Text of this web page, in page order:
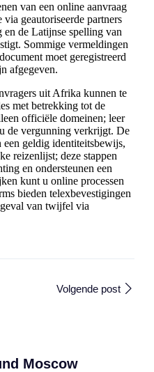
van een online aanvraag
geautoriseerde partners
en de Latijnse spelling van
Sommige vermeldingen
moet geregistreerd
afgegeven.
uit Afrika kunnen te
met betrekking tot de
officiële domeinen; leer
de vergunning verkrijgt. De
geldig identiteitsbewijs,
reizenlijst; deze stappen
en ondersteunen een
kunt u online processen
bieden telexbevestigingen
van twijfel via
Volgende post
Moscow